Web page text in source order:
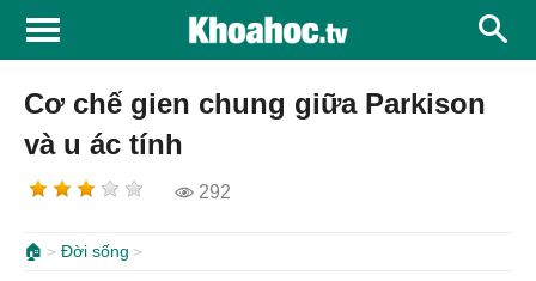
Cơ chế gien chung giữa Parkison
và u ác tính
292
🏠 Đời sống